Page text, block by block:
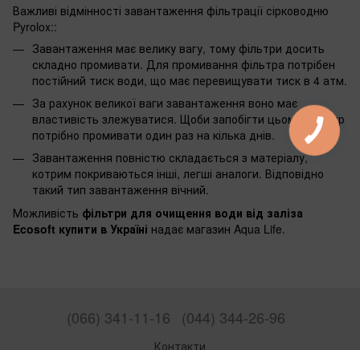
Важливі відмінності завантаження фільтрації сірководню
Pyrolox::
Завантаження має велику вагу, тому фільтри досить
складно промивати. Для промивання фільтра потрібен
постійний тиск води, що має перевищувати тиск в 4 атм.
За рахунок великої ваги завантаження воно має
властивість злежуватися. Щоби запобігти цьому, фільтр
потрібно промивати один раз на кілька днів.
Завантаження повністю складається з матеріалу,
котрим покриваються інші, легші аналоги. Відповідно
такий тип завантаження вічний.
Можливість фільтри для очищення води від заліза
Ecosoft купити в Україні надає магазин Aqua Life.
(066) 341-11-16 (044) 344-26-96
Контакти